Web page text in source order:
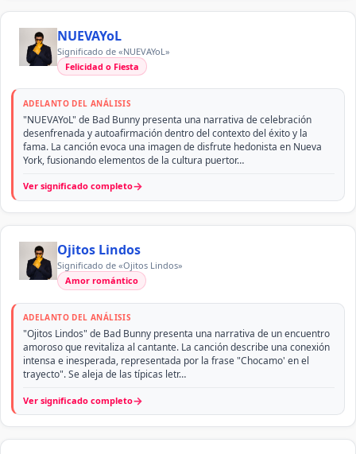
NUEVAYoL
Significado de «NUEVAYoL»
Felicidad o Fiesta
ADELANTO DEL ANÁLISIS
"NUEVAYoL" de Bad Bunny presenta una narrativa de celebración
desenfrenada y autoafirmación dentro del contexto del éxito y la
fama. La canción evoca una imagen de disfrute hedonista en Nueva
York, fusionando elementos de la cultura puertor…
Ver significado completo→
Ojitos Lindos
Significado de «Ojitos Lindos»
Amor romántico
ADELANTO DEL ANÁLISIS
"Ojitos Lindos" de Bad Bunny presenta una narrativa de un encuentro
amoroso que revitaliza al cantante. La canción describe una conexión
intensa e inesperada, representada por la frase "Chocamo' en el
trayecto". Se aleja de las típicas letr…
Ver significado completo→